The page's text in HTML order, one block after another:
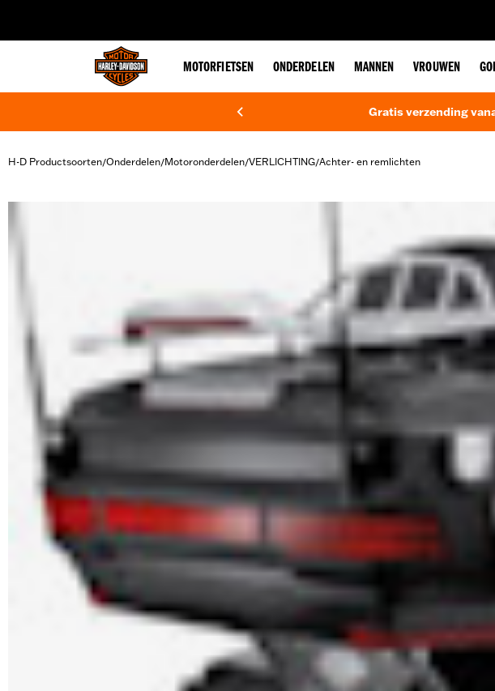
MOTORFIETSEN ONDERDELEN MANNEN VROUWEN
Gratis verzending
H-D Productsoorten/Onderdelen/Motoronderdelen/VERLICHTING/Achter- en remlichten